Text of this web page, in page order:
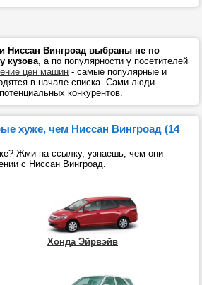
Ниссан Вингроад выбраны не по
кузова, а по популярности у посетителей
цен машин - самые популярные и
в начале списка. Сами люди
конкурентов.
хуже, чем Ниссан Вингроад (14
Жми на ссылку, узнаешь, чем они
с Ниссан Вингроад.
Хонда Эйрвэйв